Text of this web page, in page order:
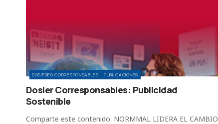
DOSIERES CORRESPONSABLES PUBLICACIONES
Dosier Corresponsables: Publicidad
Sostenible
Comparte este contenido: NORMMAL LIDERA EL CAMBIO